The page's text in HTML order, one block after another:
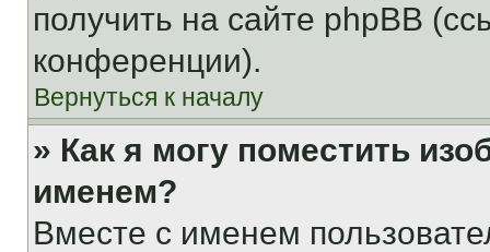
получить на сайте phpBB
конференции).
Вернуться к началу
» Как я могу поместить
именем?
Вместе с именем